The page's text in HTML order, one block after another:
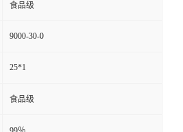
食品级
9000-30-0
25*1
食品级